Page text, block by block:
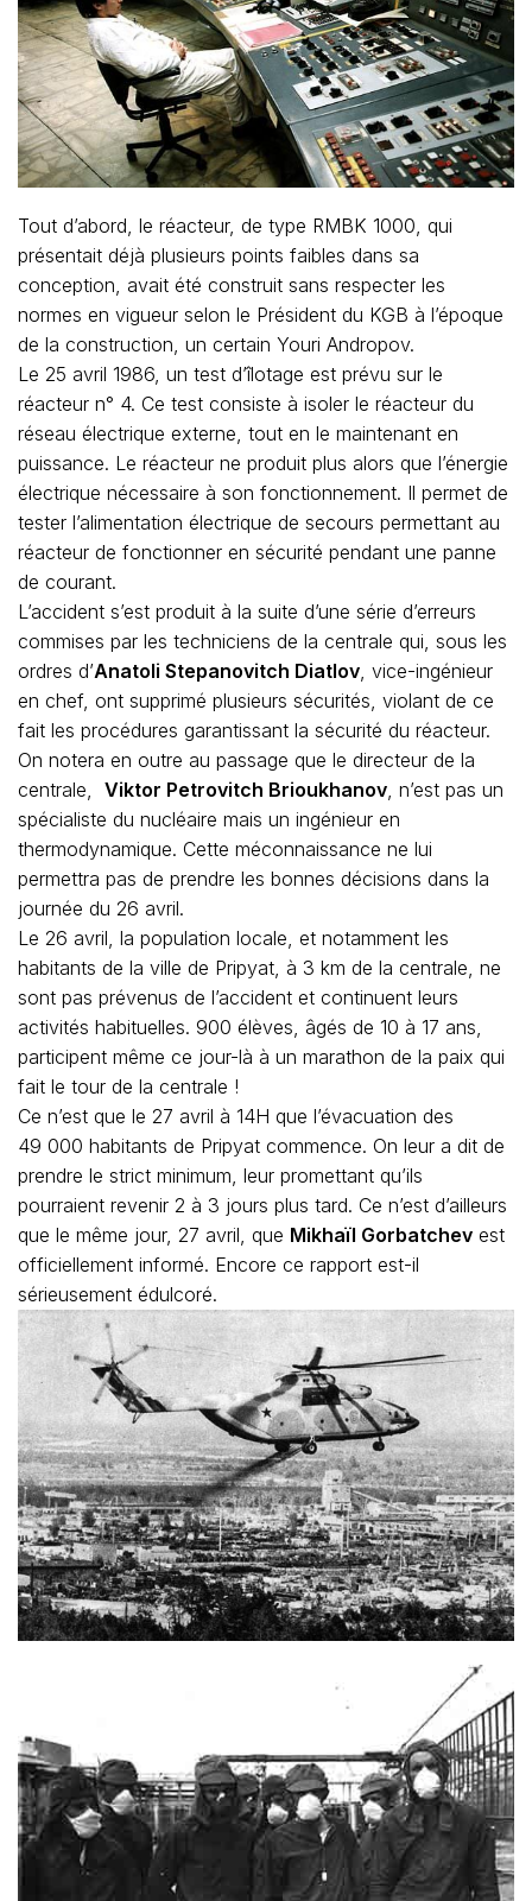
Tout d’abord, le réacteur, de type RMBK 1000, qui
présentait déjà plusieurs points faibles dans sa
conception, avait été construit sans respecter les
normes en vigueur selon le Président du KGB à l’époque
de la construction, un certain Youri Andropov.
Le 25 avril 1986, un test d’îlotage est prévu sur le
réacteur n° 4. Ce test consiste à isoler le réacteur du
réseau électrique externe, tout en le maintenant en
puissance. Le réacteur ne produit plus alors que l’énergie
électrique nécessaire à son fonctionnement. Il permet de
tester l’alimentation électrique de secours permettant au
réacteur de fonctionner en sécurité pendant une panne
de courant.
L’accident s’est produit à la suite d’une série d’erreurs
commises par les techniciens de la centrale qui, sous les
ordres d’Anatoli Stepanovitch Diatlov, vice-ingénieur
en chef, ont supprimé plusieurs sécurités, violant de ce
fait les procédures garantissant la sécurité du réacteur.
On notera en outre au passage que le directeur de la
centrale, Viktor Petrovitch Brioukhanov, n’est pas un
spécialiste du nucléaire mais un ingénieur en
thermodynamique. Cette méconnaissance ne lui
permettra pas de prendre les bonnes décisions dans la
journée du 26 avril.
Le 26 avril, la population locale, et notamment les
habitants de la ville de Pripyat, à 3 km de la centrale, ne
sont pas prévenus de l’accident et continuent leurs
activités habituelles. 900 élèves, âgés de 10 à 17 ans,
participent même ce jour-là à un marathon de la paix qui
fait le tour de la centrale !
Ce n’est que le 27 avril à 14H que l’évacuation des
49 000 habitants de Pripyat commence. On leur a dit de
prendre le strict minimum, leur promettant qu’ils
pourraient revenir 2 à 3 jours plus tard. Ce n’est d’ailleurs
que le même jour, 27 avril, que Mikhaïl Gorbatchev est
officiellement informé. Encore ce rapport est-il
sérieusement édulcoré.